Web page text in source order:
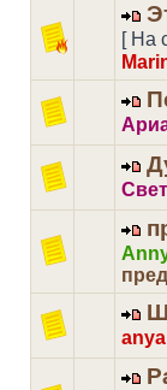
[ На
anya